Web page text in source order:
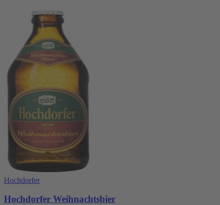
Hochdorfer
Hochdorfer Weihnachtsbier